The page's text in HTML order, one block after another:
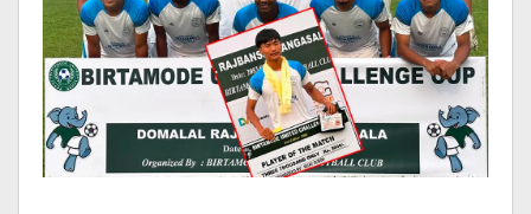
स्वास्थ्य
विज्ञापन
Tech